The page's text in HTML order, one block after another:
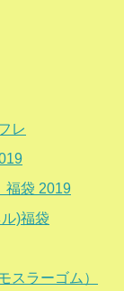
レ
福袋 2019
)福袋
スラーゴム）